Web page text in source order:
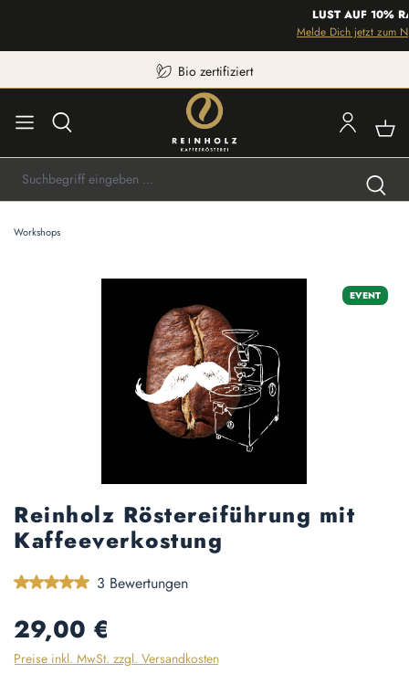
LUST AUF 10%
Melde Dich jetzt zum
Bio zertifiziert
Workshops
EVENT
Reinholz Röstereiführung mit
Kaffeeverkostung
Durchschnittliche Bewertung von 5 von 5 Sternen
3 Bewertungen
Regulärer Preis:
29,00 €
Preise inkl. MwSt. zzgl. Versandkosten